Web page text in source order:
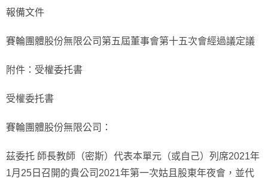
報備文件
賽輪團體股份無限公司第五屆董事會第十五次會經過議定議
附件：受權委托書
受權委托書
賽輪團體股份無限公司：
茲委托 師長教師（密斯）代表本單元（或自己）列席2021年
1月25日召開的貴公司2021年第一次姑且股東年夜會，並代